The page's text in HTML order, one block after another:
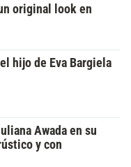
original look en
hijo de Eva Bargiela
Awada en su
y con